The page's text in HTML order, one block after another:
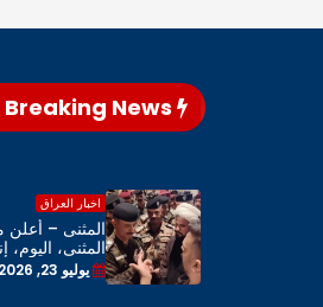
– أعلن متظاهرو محافظ المثنى،
اخبار العراق
المثنى –
المثنى، اليوم،
بحضور رئيس
يوليو 23, 2026